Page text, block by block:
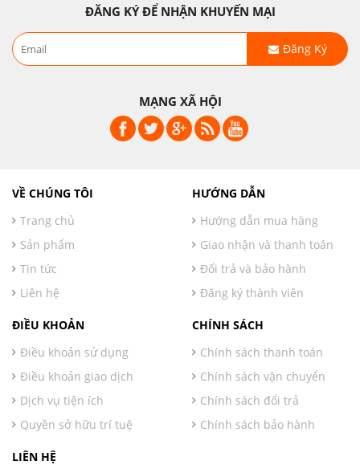
ĐĂNG KÝ ĐỂ NHẬN KHUYẾN MẠI
Đăng Ký
MẠNG XÃ HỘI
VỀ CHÚNG TÔI
Trang chủ
Sản phẩm
Tin tức
Liên hệ
HƯỚNG DẪN
Hướng dẫn mua hàng
Giao nhận và thanh toán
Đổi trả và bảo hành
Đăng ký thành viên
ĐIỀU KHOẢN
Điều khoản sử dụng
Điều khoản giao dịch
Dịch vụ tiện ích
Quyền sở hữu trí tuệ
CHÍNH SÁCH
Chính sách thanh toán
Chính sách vận chuyển
Chính sách đổi trả
Chính sách bảo hành
LIÊN HỆ